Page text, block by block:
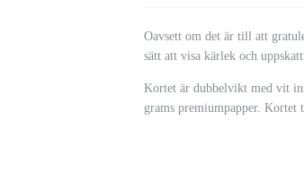
Oavsett om det är till att
sätt att visa kärlek och
Kortet är dubbelvikt med vit
grams premiumpapper.